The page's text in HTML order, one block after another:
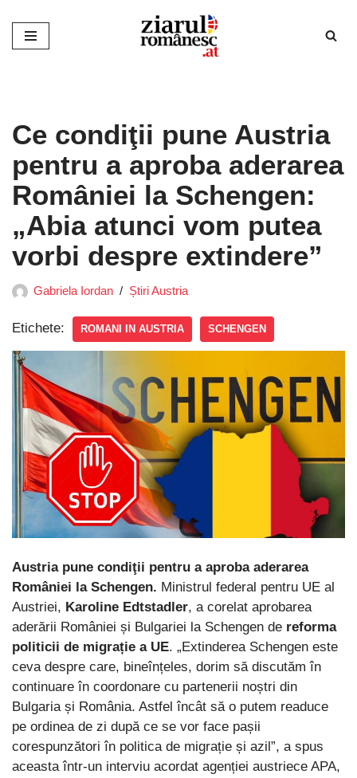
Sari
Ce condiţii pune Austria
pentru a aproba aderarea
României la Schengen:
„Abia atunci vom putea
vorbi despre extindere”
Gabriela Iordan Știri Austria
Etichete: ROMANI IN AUSTRIA SCHENGEN
Austria pune condiţii pentru a aproba aderarea
României la Schengen. Ministrul federal pentru UE al
Austriei, Karoline Edtstadler, a corelat aprobarea
aderării României și Bulgariei la Schengen de reforma
politicii de migrație a UE. „Extinderea Schengen este
ceva despre care, bineînțeles, dorim să discutăm în
continuare în coordonare cu partenerii noștri din
Bulgaria și România. Astfel încât să o putem readuce
pe ordinea de zi după ce se vor face pașii
corespunzători în politica de migrație și azil”, a spus
aceasta într-un interviu acordat agenției austriece APA,